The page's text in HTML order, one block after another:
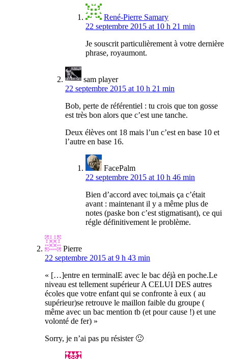
René-Pierre Samary
22 septembre 2015 at 10 h 21 min
Je souscrit particulièrement à votre dernière
phrase, royaumont.
sam player
22 septembre 2015 at 10 h 21 min
Bob, perte de référentiel : tu crois que ton gosse
est très bon alors que c’est une tanche.
Deux élèves ont 18 mais l’un c’est en base 10 et
l’autre en base 16.
FacePalm
22 septembre 2015 at 10 h 46 min
Bien d’accord avec toi,mais ça c’était
avant : maintenant il y a même plus de
notes (paske bon c’est stigmatisant), ce qui
régle définitivement le problème.
Pierre
22 septembre 2015 at 9 h 43 min
« […]entre en terminalE avec le bac déjà en poche.Le
niveau est tellement supérieur A CELUI DES autres
écoles que votre enfant qui se confronte à eux ( au
supérieur)se retrouve le maillon faible du groupe (
même avec un bac mention tb (et pour cause !) et une
volonté de fer) »
Sorry, je n’ai pas pu résister 🙂